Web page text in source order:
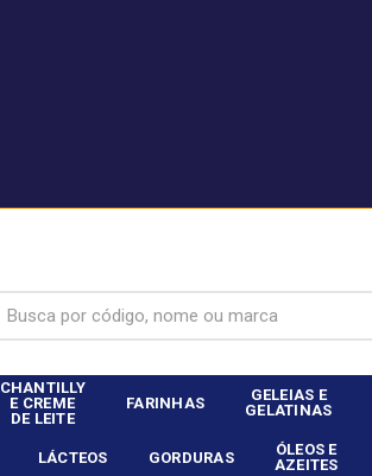
CHANTILLY
E CREME
DE LEITE
FARINHAS
GELEIAS E
GELATINAS
LÁCTEOS GORDURAS
ÓLEOS E
AZEITES